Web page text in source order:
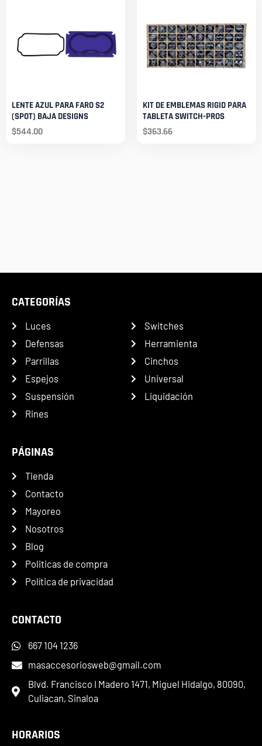
LENTE AZUL PARA FARO S2
(SPOT) BAJA DESIGNS
$544.00
KIT DE EMBLEMAS RIGID PARA
TABLETA SWITCH-PROS
$363.66
CATEGORÍAS
Luces
Defensas
Parrillas
Espejos
Suspensión
Rines
Switches
Herramienta
Cinchos
Universal
Liquidación
PÁGINAS
Tienda
Contacto
Mayoreo
Nosotros
Blog
Politicas de compra
Política de privacidad
CONTACTO
667 104 1236
masaccesoriosweb@gmail.com
Blvd. Francisco I Madero 1471, Miguel Hidalgo, 80090,
Culiacan, Sinaloa
HORARIOS